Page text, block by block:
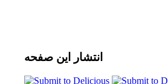
انتشار این صفحه